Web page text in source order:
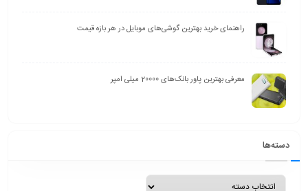
راهنمای خرید بهترین گوشی‌های موبایل در هر بازه قیمت
معرفی بهترین پاور بانک‌های 20000 میلی امپر
دسته‌ها